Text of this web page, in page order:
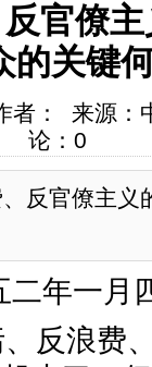
官僚
的关键
者： 来源：
论： 0
反官僚主义
二年一月
反浪费